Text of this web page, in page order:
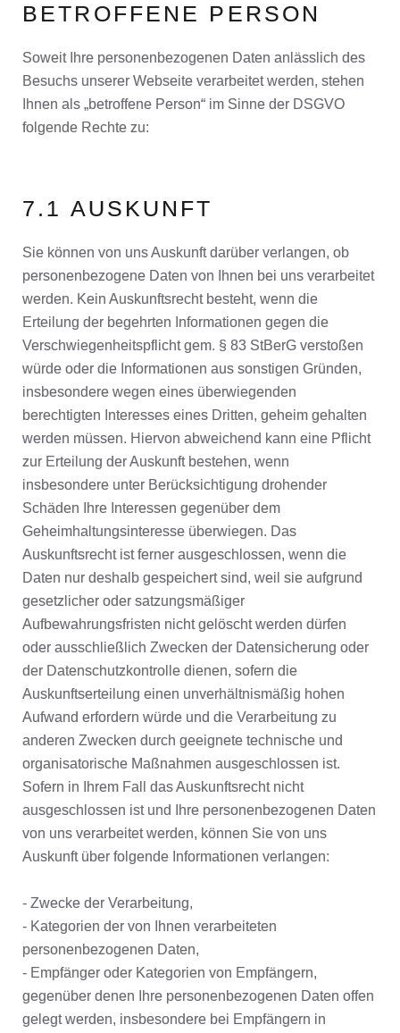
BETROFFENE PERSON
Soweit Ihre personenbezogenen Daten anlässlich des
Besuchs unserer Webseite verarbeitet werden, stehen
Ihnen als „betroffene Person“ im Sinne der DSGVO
folgende Rechte zu:
7.1 AUSKUNFT
Sie können von uns Auskunft darüber verlangen, ob
personenbezogene Daten von Ihnen bei uns verarbeitet
werden. Kein Auskunftsrecht besteht, wenn die
Erteilung der begehrten Informationen gegen die
Verschwiegenheitspflicht gem. § 83 StBerG verstoßen
würde oder die Informationen aus sonstigen Gründen,
insbesondere wegen eines überwiegenden
berechtigten Interesses eines Dritten, geheim gehalten
werden müssen. Hiervon abweichend kann eine Pflicht
zur Erteilung der Auskunft bestehen, wenn
insbesondere unter Berücksichtigung drohender
Schäden Ihre Interessen gegenüber dem
Geheimhaltungsinteresse überwiegen. Das
Auskunftsrecht ist ferner ausgeschlossen, wenn die
Daten nur deshalb gespeichert sind, weil sie aufgrund
gesetzlicher oder satzungsmäßiger
Aufbewahrungsfristen nicht gelöscht werden dürfen
oder ausschließlich Zwecken der Datensicherung oder
der Datenschutzkontrolle dienen, sofern die
Auskunftserteilung einen unverhältnismäßig hohen
Aufwand erfordern würde und die Verarbeitung zu
anderen Zwecken durch geeignete technische und
organisatorische Maßnahmen ausgeschlossen ist.
Sofern in Ihrem Fall das Auskunftsrecht nicht
ausgeschlossen ist und Ihre personenbezogenen Daten
von uns verarbeitet werden, können Sie von uns
Auskunft über folgende Informationen verlangen:
- Zwecke der Verarbeitung,
- Kategorien der von Ihnen verarbeiteten
personenbezogenen Daten,
- Empfänger oder Kategorien von Empfängern,
gegenüber denen Ihre personenbezogenen Daten offen
gelegt werden, insbesondere bei Empfängern in